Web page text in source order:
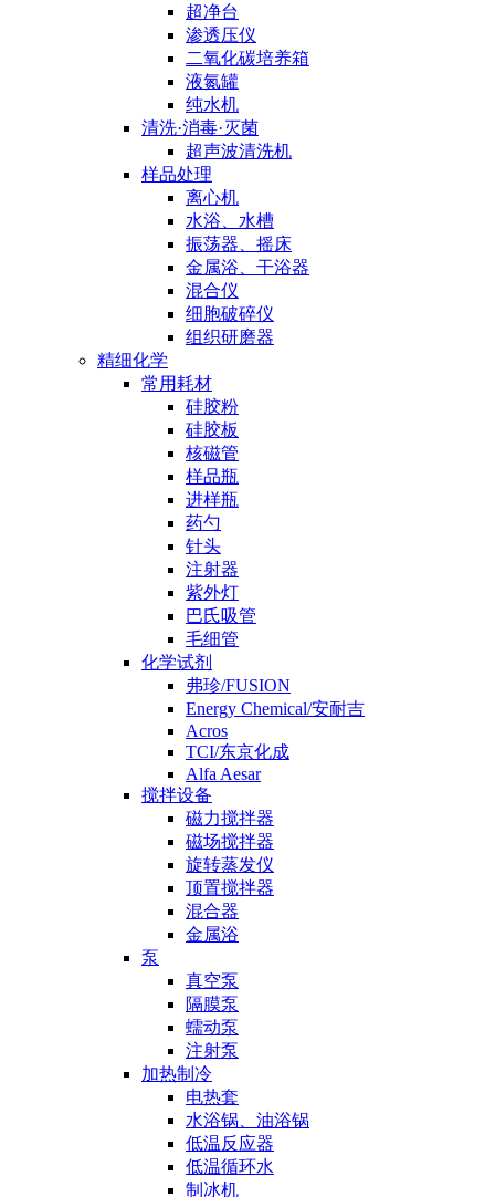
超净台
渗透压仪
二氧化碳培养箱
液氮罐
纯水机
清洗·消毒·灭菌
超声波清洗机
样品处理
离心机
水浴、水槽
振荡器、摇床
金属浴、干浴器
混合仪
细胞破碎仪
组织研磨器
精细化学
常用耗材
硅胶粉
硅胶板
核磁管
样品瓶
进样瓶
药勺
针头
注射器
紫外灯
巴氏吸管
毛细管
化学试剂
弗珍/FUSION
Energy Chemical/安耐吉
Acros
TCI/东京化成
Alfa Aesar
搅拌设备
磁力搅拌器
磁场搅拌器
旋转蒸发仪
顶置搅拌器
混合器
金属浴
泵
真空泵
隔膜泵
蠕动泵
注射泵
加热制冷
电热套
水浴锅、油浴锅
低温反应器
低温循环水
制冰机